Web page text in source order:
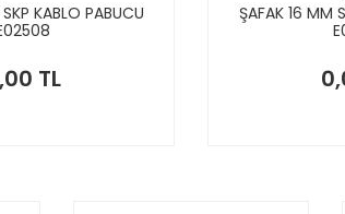
KABLO PABUCU
TL
ŞAFAK 16 MM